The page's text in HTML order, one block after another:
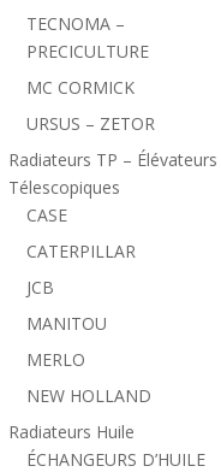
TECNOMA –
PRECICULTURE
MC CORMICK
URSUS – ZETOR
Radiateurs TP – Élévateurs
Télescopiques
CASE
CATERPILLAR
JCB
MANITOU
MERLO
NEW HOLLAND
Radiateurs Huile
ÉCHANGEURS D’HUILE